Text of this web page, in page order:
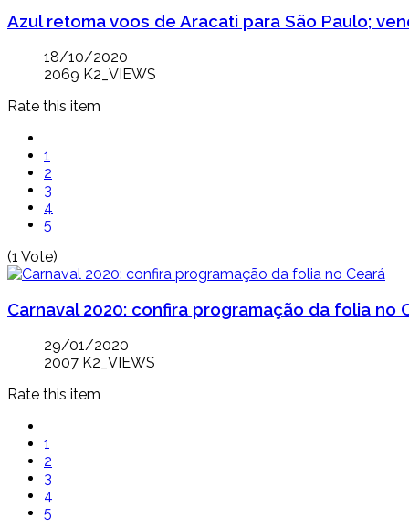
Azul retoma voos de Aracati para São Paulo;
18/10/2020
2069 K2_VIEWS
Rate this item
1
2
3
4
5
(1 Vote)
Carnaval 2020: confira programação da folia no
29/01/2020
2007 K2_VIEWS
Rate this item
1
2
3
4
5